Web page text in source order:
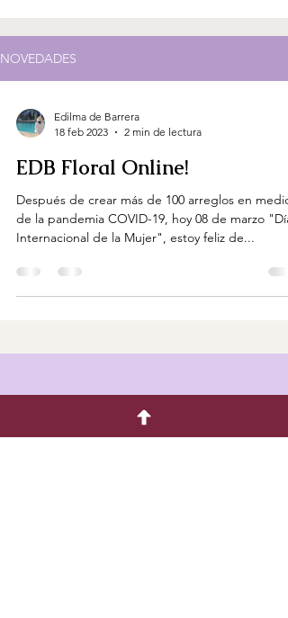
NOVEDADES
Edilma de Barrera
18 feb 2023
2 min de lectura
EDB Floral Online!
Después de crear más de 100 arreglos en medio
de la pandemia COVID-19, hoy 08 de marzo "Día
Internacional de la Mujer", estoy feliz de...